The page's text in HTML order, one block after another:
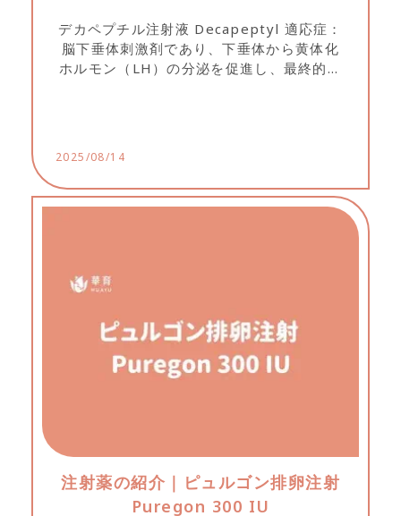
デカペプチル注射液 Decapeptyl 適応症：
脳下垂体刺激剤であり、下垂体から黄体化
ホルモン（LH）の分泌を促進し、最終的な
2025/08/14
注射薬の紹介｜ピュルゴン排卵注射
Puregon 300 IU